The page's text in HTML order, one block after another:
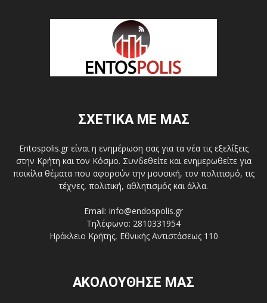
ΣΧΕΤΙΚΑ ΜΕ ΜΑΣ
Entospolis.gr είναι η ενημέρωση σας για τα νέα τις εξελίξεις
στην Κρήτη και τον Κόσμο. Συνδεθείτε και ενημερωθείτε για
ποικίλα θέματα που αφορούν την μουσική, τον πολιτισμό, τις
τέχνες, πολιτική, αθλητισμός και άλλα.
Email: info@endospolis.gr
Τηλέφωνο: 2810331954
Ηράκλειο Κρήτης, Εθνικής Αντιστάσεως 110
ΑΚΟΛΟΥΘΗΣΕ ΜΑΣ